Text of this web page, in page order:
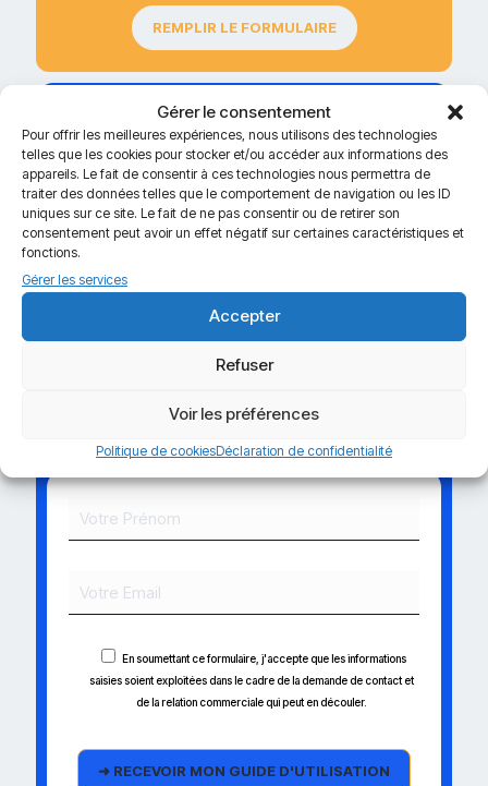
Gérer le consentement
Pour offrir les meilleures expériences, nous utilisons des technologies
telles que les cookies pour stocker et/ou accéder aux informations des
appareils. Le fait de consentir à ces technologies nous permettra de
traiter des données telles que le comportement de navigation ou les ID
uniques sur ce site. Le fait de ne pas consentir ou de retirer son
consentement peut avoir un effet négatif sur certaines caractéristiques et
fonctions.
Gérer les services
Accepter
Refuser
Voir les préférences
Politique de cookiesDéclaration de confidentialité
REMPLIR LE FORMULAIRE
Recevez notre guide GRATUIT pour l’utilisation de vos
Indiquez nous
recevoir notre guide directement par mail.
Garantie
d'originalité
Sélection
Premium
En soumettant ce formulaire, j'accepte que les informations
saisies soient exploitées dans le cadre de la demande de contact et
de la relation commerciale qui peut en découler.